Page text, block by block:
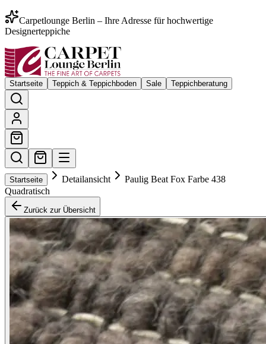
Carpetlounge Berlin – Ihre Adresse für hochwertige
Designerteppiche
Startseite Teppich & Teppichboden Sale Teppichberatung
Startseite Detailansicht
Paulig Beat Fox Farbe 438
Quadratisch
Zurück zur Übersicht